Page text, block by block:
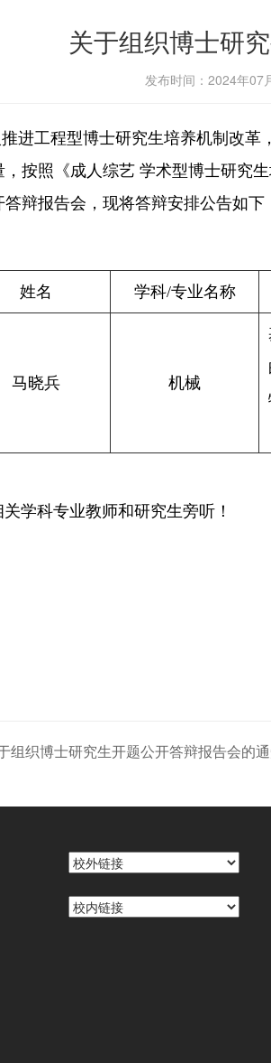
关于组织博士研
发布时间：2024年07
进工程型博士研究生培养机制改
，按照《成人综艺 学术型博士研究
辩报告会，现将答辩安排公告如下
姓名 学科/专业名称
马晓兵 机械
科专业教师和研究生旁听！
组织博士研究生开题公开答辩报告会的